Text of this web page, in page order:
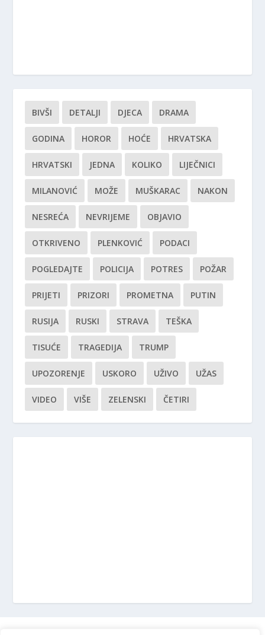
BIVŠI DETALJI DJECA DRAMA
GODINA HOROR HOĆE HRVATSKA
HRVATSKI JEDNA KOLIKO LIJEČNICI
MILANOVIĆ MOŽE MUŠKARAC NAKON
NESREĆA NEVRIJEME OBJAVIO
OTKRIVENO PLENKOVIĆ PODACI
POGLEDAJTE POLICIJA POTRES POŽAR
PRIJETI PRIZORI PROMETNA PUTIN
RUSIJA RUSKI STRAVA TEŠKA
TISUĆE TRAGEDIJA TRUMP
UPOZORENJE USKORO UŽIVO UŽAS
VIDEO VIŠE ZELENSKI ČETIRI